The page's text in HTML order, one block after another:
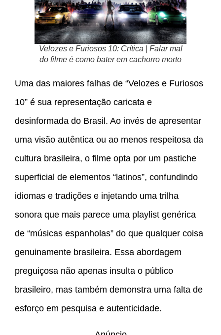
Velozes e Furiosos 10: Crítica | Falar mal
do filme é como bater em cachorro morto
Uma das maiores falhas de “Velozes e Furiosos
10” é sua representação caricata e
desinformada do Brasil. Ao invés de apresentar
uma visão autêntica ou ao menos respeitosa da
cultura brasileira, o filme opta por um pastiche
superficial de elementos “latinos”, confundindo
idiomas e tradições e injetando uma trilha
sonora que mais parece uma playlist genérica
de “músicas espanholas” do que qualquer coisa
genuinamente brasileira. Essa abordagem
preguiçosa não apenas insulta o público
brasileiro, mas também demonstra uma falta de
esforço em pesquisa e autenticidade.